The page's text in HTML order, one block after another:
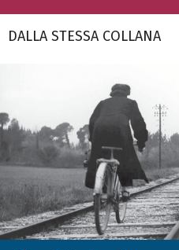
DALLA STESSA COLLANA